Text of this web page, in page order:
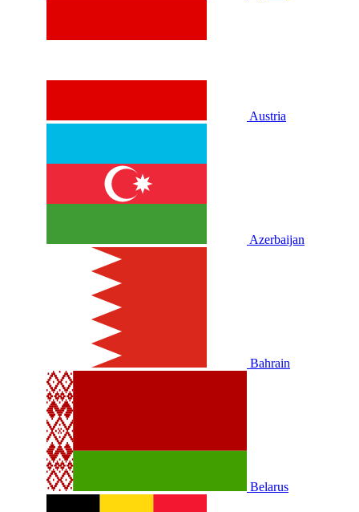
Austria
Azerbaijan
Bahrain
Belarus